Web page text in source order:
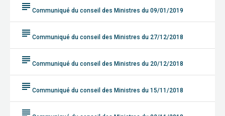
subject Communiqué du conseil des Ministres du 09/01/2019
subject Communiqué du conseil des Ministres du 27/12/2018
subject Communiqué du conseil des Ministres du 20/12/2018
subject Communiqué du conseil des Ministres du 15/11/2018
subject